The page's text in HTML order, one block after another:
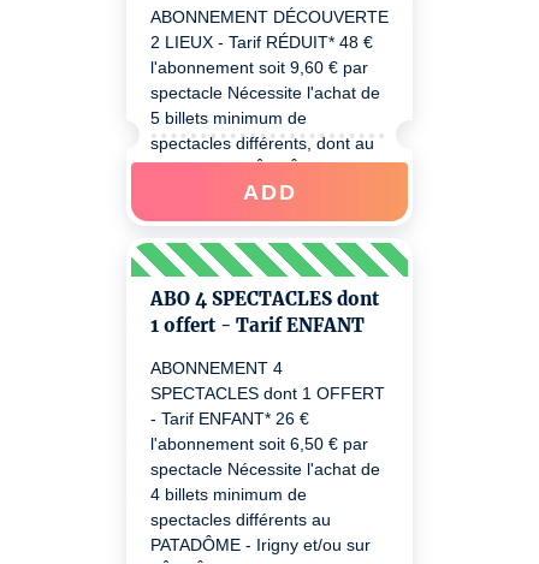
ABONNEMENT DÉCOUVERTE
2 LIEUX - Tarif RÉDUIT* 48 €
l'abonnement soit 9,60 € par
spectacle Nécessite l'achat de
5 billets minimum de
spectacles différents, dont au
moins 1 sur L'ÎLE Ô Lyon 7 et
1 au Patadôme Irigny. Ensuite
vous bénéficiez de votre tarif
préférentiel toute la Saison
2026/27 sur nos 2 lieux.
*Réduit : étudiant.e (16 à 26
ans), demandeur.se d’emploi,
ans, famille nombreuse, adulte
handicapé.e, groupe à partir
de 8 sur réservation, carte
ALTS, CEZAM
ADD
ABO 4 SPECTACLES dont
1 offert - Tarif ENFANT
ABONNEMENT 4
SPECTACLES dont 1 OFFERT
- Tarif ENFANT* 26 €
l'abonnement soit 6,50 € par
spectacle Nécessite l'achat de
4 billets minimum de
spectacles différents au
PATADÔME - Irigny et/ou sur